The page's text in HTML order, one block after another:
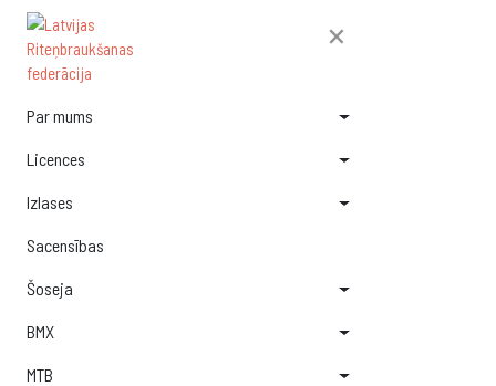
×
Par mums
Licences
Izlases
Sacensības
Šoseja
BMX
MTB